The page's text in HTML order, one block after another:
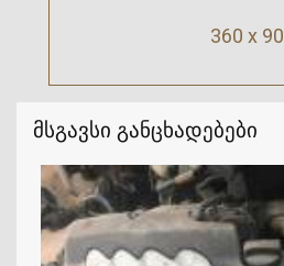
360 x 90
მსგავსი განცხადებები